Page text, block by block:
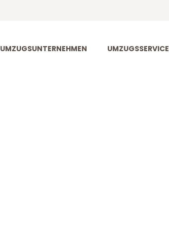
UMZUGSUNTERNEHMEN UMZUGSSERVICE